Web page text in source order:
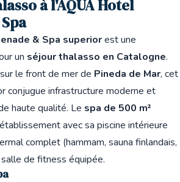
à l'AQUA Hotel
& Spa superiorest une
un séjour thalasso en Catalogne.
le front de mer de Pineda de Mar, cet
conjugue infrastructure moderne et
haute qualité. Le spa de 500 m²
avec sa piscine intérieure
complet (hammam, sauna finlandais,
de fitness équipée.